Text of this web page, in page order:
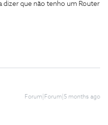
dizer que não tenho um Router
Forum|Forum|5 months ago